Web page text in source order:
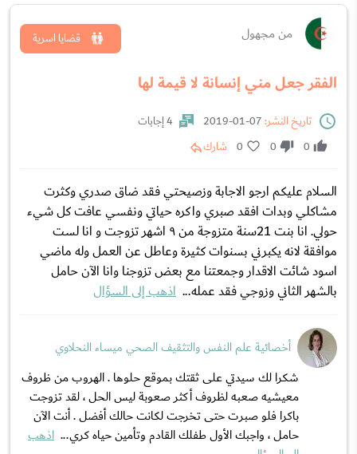
من مجهول
الفقر جعل مني إنسانة لا قيمة لها
قضايا اسرية
تاريخ النشر:
4 إجابات
0
0
0 شارك
السلام عليكم ارجو الاجابة وزصيحتي فقد ضاق صدري وكثرت
مشاكلي وبدات افقد صبري واكره حياتي ونفسي عافت كل شيء
حولي. انا بنت 21سنة متزوجة من ٩ اشهر تزوجت و انا لست
موافقة لانه يكبرني بسنوات كثيرة وعاطل عن العمل وله ماضي
اسود شائت الاقدار وجمعتنا مع بعض تزوجنا وانا الآن حامل
بالشهر الثاني وزوجي فقد عمله... اذهب إلى السؤال
أخصائية علم النفس والتثقيف الصحي ميساء النحلاوي
شكرا لك سيدتي على ثقتك بموقع حلوها . الهروب من ظروف
معيشيه صعبه لظروف أكثر صعوبة ليس الحل ، لقد تزوجت
باكرا فلو صبرت حتى تخرجت لكانت حالك أفضل . أنت الآن
حامل ، واجبك الأول طفلك القادم وتأمين حياه كري... اذهب